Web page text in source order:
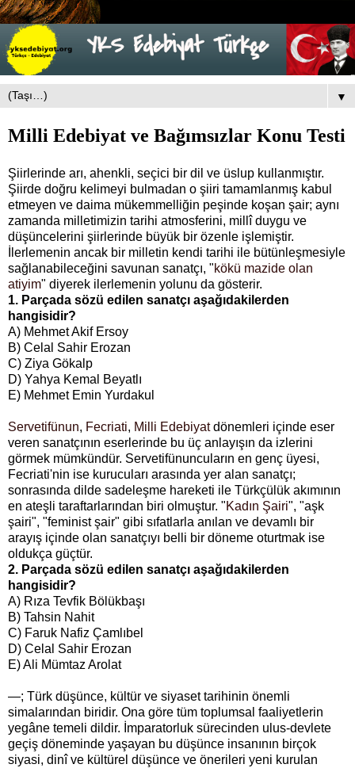
▼
Milli Edebiyat ve Bağımsızlar Konu Testi
Şiirlerinde arı, ahenkli, seçici bir dil ve üslup kullanmıştır.
Şiirde doğru kelimeyi bulmadan o şiiri tamamlanmış kabul
etmeyen ve daima mükemmelliğin peşinde koşan şair; aynı
zamanda milletimizin tarihi atmosferini, millî duygu ve
düşüncelerini şiirlerinde büyük bir özenle işlemiştir.
İlerlemenin ancak bir milletin kendi tarihi ile bütünleşmesiyle
sağlanabileceğini savunan sanatçı, "kökü mazide olan
atiyim" diyerek ilerlemenin yolunu da gösterir.
1. Parçada sözü edilen sanatçı aşağıdakilerden
hangisidir?
A) Mehmet Akif Ersoy
B) Celal Sahir Erozan
C) Ziya Gökalp
D) Yahya Kemal Beyatlı
E) Mehmet Emin Yurdakul
Servetifünun, Fecriati, Milli Edebiyatdönemleri içinde eser
veren sanatçının eserlerinde bu üç anlayışın da izlerini
görmek mümkündür. Servetifünuncuların en genç üyesi,
Fecriati'nin ise kurucuları arasında yer alan sanatçı;
sonrasında dilde sadeleşme hareketi ile Türkçülük akımının
en ateşli taraftarlarından biri olmuştur. "Kadın Şairi", "aşk
şairi", "feminist şair" gibi sıfatlarla anılan ve devamlı bir
arayış içinde olan sanatçıyı belli bir döneme oturtmak ise
oldukça güçtür.
2. Parçada sözü edilen sanatçı aşağıdakilerden
hangisidir?
A) Rıza Tevfik Bölükbaşı
B) Tahsin Nahit
C) Faruk Nafiz Çamlıbel
D) Celal Sahir Erozan
E) Ali Mümtaz Arolat
—; Türk düşünce, kültür ve siyaset tarihinin önemli
simalarından biridir. Ona göre tüm toplumsal faaliyetlerin
yegâne temeli dildir. İmparatorluk sürecinden ulus-devlete
geçiş döneminde yaşayan bu düşünce insanının birçok
siyasi, dinî ve kültürel düşünce ve önerileri yeni kurulan